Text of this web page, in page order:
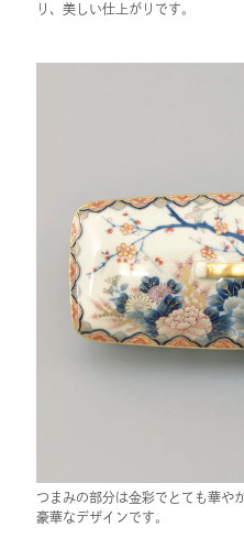
り、美しい仕上がりです。
つまみの部分は金彩でとても華や
豪華なデザインです。